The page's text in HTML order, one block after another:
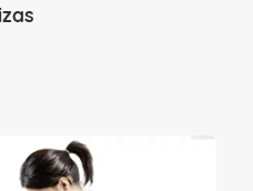
en estos meses
en casa y en